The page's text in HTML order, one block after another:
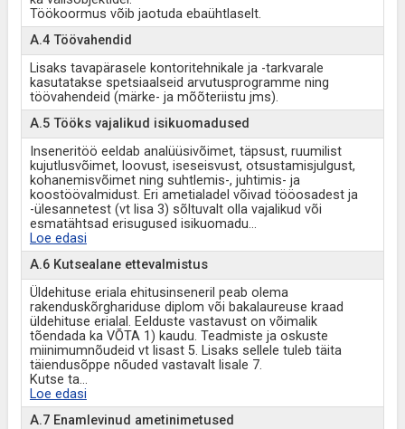
Töökoormus võib jaotuda ebaühtlaselt.
A.4 Töövahendid
Lisaks tavapärasele kontoritehnikale ja -tarkvarale
kasutatakse spetsiaalseid arvutusprogramme ning
töövahendeid (märke- ja mõõteriistu jms).
A.5 Tööks vajalikud isikuomadused
Inseneritöö eeldab analüüsivõimet, täpsust, ruumilist
kujutlusvõimet, loovust, iseseisvust, otsustamisjulgust,
kohanemisvõimet ning suhtlemis-, juhtimis- ja
koostöövalmidust. Eri ametialadel võivad tööosadest ja
-ülesannetest (vt lisa 3) sõltuvalt olla vajalikud või
esmatähtsad erisugused isikuomadu...
Loe edasi
A.6 Kutsealane ettevalmistus
Üldehituse eriala ehitusinseneril peab olema
rakenduskõrghariduse diplom või bakalaureuse kraad
üldehituse erialal. Eelduste vastavust on võimalik
tõendada ka VÕTA 1) kaudu. Teadmiste ja oskuste
miinimumnõudeid vt lisast 5. Lisaks sellele tuleb täita
täiendusõppe nõuded vastavalt lisale 7.
Kutse ta...
Loe edasi
A.7 Enamlevinud ametinimetused